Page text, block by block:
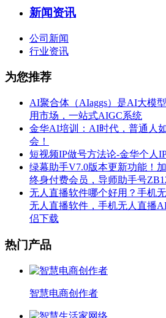
新闻资讯
公司新闻
行业资讯
为您推荐
AI聚合体（AIaggs）是AI大模
用市场，一站式AIGC系统
金华AI培训：AI时代，普通人
会！
短视频IP做号方法论-金华个人
绿幕助手V7.0版本更新功能！
终身付费会员，导师助手号
无人直播软件哪个好用？手机
无人直播软件，手机无人直播
侣下载
热门产品
智慧电商创作者